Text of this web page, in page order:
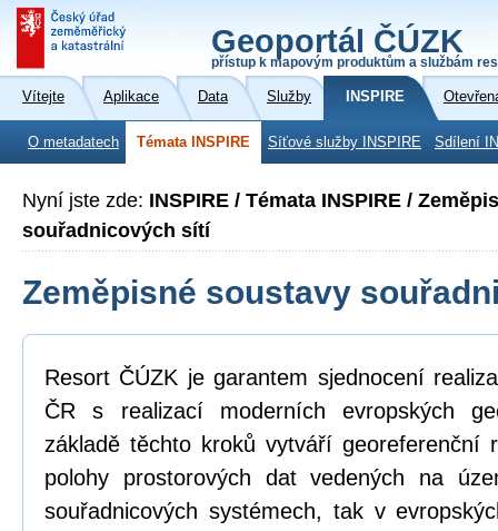
Geoportál ČÚZK
přístup k mapovým produktům a službám
Vítejte Aplikace Data Služby INSPIRE
O metadatech Témata INSPIRE Síťové služby INSPIRE Sdílení
Nyní jste zde: INSPIRE / Témata INSPIRE /
souřadnicových sítí
Zeměpisné soustavy
Resort ČÚZK je garantem sjednocení
ČR s realizací moderních evropských
základě těchto kroků vytváří georeferenční
polohy prostorových dat vedených na
souřadnicových systémech, tak v